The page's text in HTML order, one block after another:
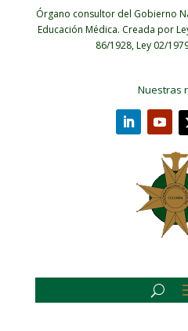
Órgano consultor del Gobierno
Educación Médica. Creada por
86/1928, Ley 02/
Nuestras